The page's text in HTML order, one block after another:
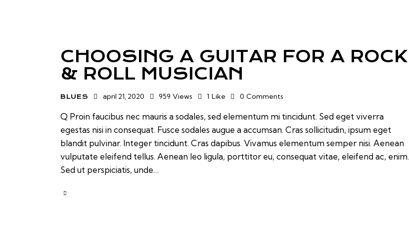
CHOOSING A GUITAR FOR A ROCK
& ROLL MUSICIAN
BLUES april 21, 2020 959 Views 1 Like 0 Comments
Q Proin faucibus nec mauris a sodales, sed elementum mi tincidunt. Sed eget viverra
egestas nisi in consequat. Fusce sodales augue a accumsan. Cras sollicitudin, ipsum eget
blandit pulvinar. Integer tincidunt. Cras dapibus. Vivamus elementum semper nisi. Aenean
vulputate eleifend tellus. Aenean leo ligula, porttitor eu, consequat vitae, eleifend ac, enim.
Sed ut perspiciatis, unde…